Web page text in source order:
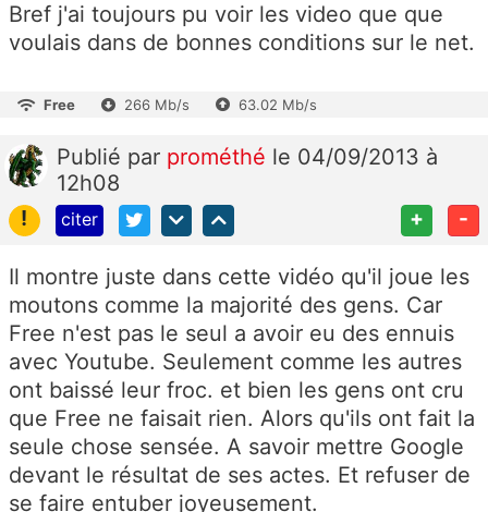
Bref j'ai toujours pu voir les video que que
voulais dans de bonnes conditions sur le net.
Free 266 Mb/s 63.02 Mb/s
Publié par prométhé le 04/09/2013 à
12h08
!
citer + -
Il montre juste dans cette vidéo qu'il joue les
moutons comme la majorité des gens. Car
Free n'est pas le seul a avoir eu des ennuis
avec Youtube. Seulement comme les autres
ont baissé leur froc. et bien les gens ont cru
que Free ne faisait rien. Alors qu'ils ont fait la
seule chose sensée. A savoir mettre Google
devant le résultat de ses actes. Et refuser de
se faire entuber joyeusement.